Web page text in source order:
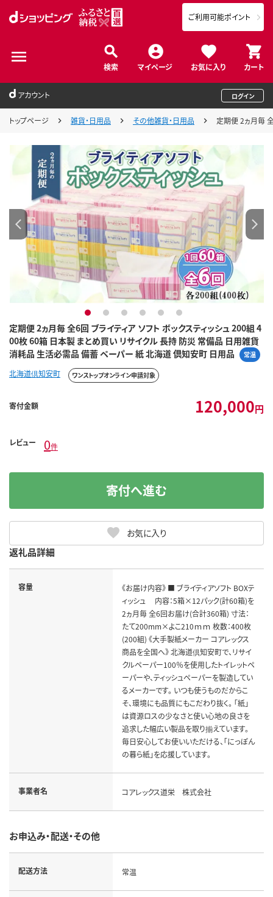
検索 マイページ お気に入り カート
ご利用可能ポイント
アカウント ログイン
トップページ 雑貨・日用品 その他雑貨・日用品 定期便 2ヵ月毎
定期便 2ヵ月毎 全6回 ブライティア ソフト ボックスティッシュ 200組 4
00枚 60箱 日本製 まとめ買い リサイクル 長持 防災 常備品 日用雑貨
消耗品 生活必需品 備蓄 ペーパー 紙 北海道 倶知安町 日用品
常温
1 2 3 4 5 6
北海道倶知安町 ワンストップオンライン申請対象
寄付金額 120,000円
レビュー 0件
お気に入り
寄付へ進む
返礼品詳細
容量
《お届け内容》 ■ ブライティアソフト BOXテ
ィッシュ 内容：5箱×12パック(計60箱)を
2ヵ月毎 全6回お届け(合計360箱) 寸法：
たて200mm×よこ210ｍｍ 枚数：400枚
(200組) 《大手製紙メーカー コアレックス
商品を全国へ》 北海道倶知安町で、リサイ
クルペーパー100％を使用したトイレットペ
ーパーや、ティッシュペーパーを製造してい
るメーカーです。 いつも使うものだからこ
そ、環境にも品質にもこだわり抜く。 「紙」
は資源ロスの少なさと使い心地の良さを
追求した幅広い製品を取り揃えています。
毎日安心してお使いいただける、「にっぽん
の暮ら紙」を応援しています。
事業者名 コアレックス道栄 株式会社
お申込み・配送・その他
配送方法 常温